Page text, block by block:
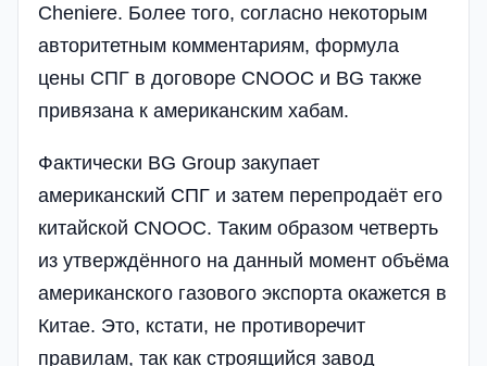
Cheniere. Более того, согласно некоторым
авторитетным комментариям, формула
цены СПГ в договоре CNOOC и BG также
привязана к американским хабам.
Фактически BG Group закупает
американский СПГ и затем перепродаёт его
китайской CNOOC. Таким образом четверть
из утверждённого на данный момент объёма
американского газового экспорта окажется в
Китае. Это, кстати, не противоречит
правилам, так как строящийся завод